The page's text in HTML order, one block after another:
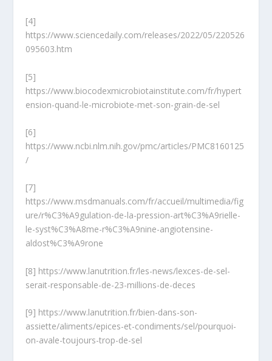
[4]
https://www.sciencedaily.com/releases/2022/05/220526
095603.htm
[5]
https://www.biocodexmicrobiotainstitute.com/fr/hypert
ension-quand-le-microbiote-met-son-grain-de-sel
[6]
https://www.ncbi.nlm.nih.gov/pmc/articles/PMC8160125
/
[7]
https://www.msdmanuals.com/fr/accueil/multimedia/fig
ure/r%C3%A9gulation-de-la-pression-art%C3%A9rielle-
le-syst%C3%A8me-r%C3%A9nine-angiotensine-
aldost%C3%A9rone
[8] https://www.lanutrition.fr/les-news/lexces-de-sel-
serait-responsable-de-23-millions-de-deces
[9] https://www.lanutrition.fr/bien-dans-son-
assiette/aliments/epices-et-condiments/sel/pourquoi-
on-avale-toujours-trop-de-sel